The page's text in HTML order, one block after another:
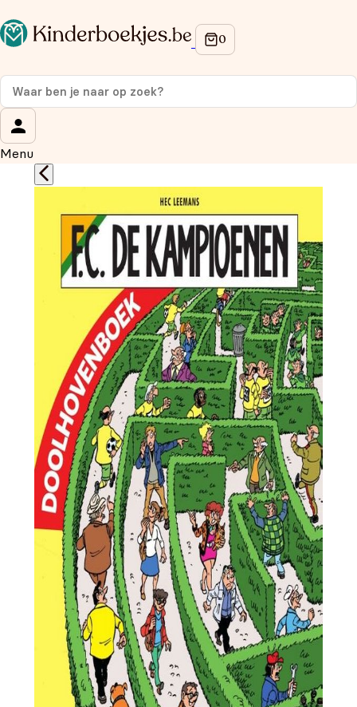
Menu
Op de hoogte blijven van onze acties?
Meld je aan voor onze nieuwsbrief en ontvang
korting
Wat is je voornaam?
Wat is je e-mailadres?*
Aanmelden
We gebruiken je gegevens om contact op te nemen, in
overeenstemming met onsprivacybeleid.